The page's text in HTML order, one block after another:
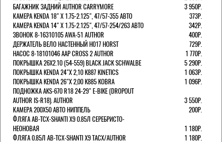
БАГАЖНИК ЗАДНИЙ AUTHOR CARRYMORE
3 950Р.
КАМЕРА KENDA 18" Х 1.75-2.125", 47/57-355 АВТО
373Р.
КАМЕРА KENDA 14" Х 1.75-2.125", 47/57-254/263 АВТО
342Р.
ЗВОНОК 8-16310105 AWA-51 AUTHOR
400Р.
ДЕРЖАТЕЛЬ ВЕЛО НАСТЕННЫЙ H017 HORST
729Р.
НАСОС 8-18101046 AAP CROSS 2 AUTHOR
1 770Р.
ПОКРЫШКА 26X2.10 (54-559) BLACK JACK SCHWALBE
5 290Р.
ПОКРЫШКА KENDA 24"Х 2,10 K887 KINETICS
1 063Р.
ПОКРЫШКА KENDA 26"Х 2,00 K885 KOBRA
1 096Р.
ПОДНОЖКА AKS-670 R18 24-29" E-BIKE (DROPOUT
AUTHOR IS-R18). AUTHOR
3 550Р.
КАМЕРА 200Х50 АВТО НИППЕЛЬ
200Р.
ФЛЯГА AB-TCX-SHANTI X9 0.85Л СЕРЕБРИСТО-
НЕОНОВАЯ
1 180Р.
ФЛЯГА 0.85Л AB-TCX-SHANTI X9 TACX/AUTHOR
1 180Р.